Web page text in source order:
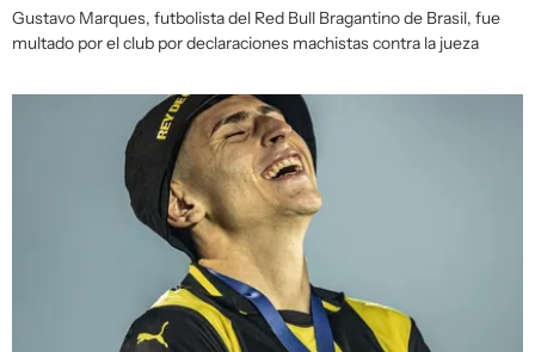
Gustavo Marques, futbolista del Red Bull Bragantino de Brasil, fue
multado por el club por declaraciones machistas contra la jueza